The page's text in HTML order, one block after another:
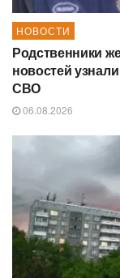
НОВОСТИ
Родственники
новостей
СВО
06.08.2026